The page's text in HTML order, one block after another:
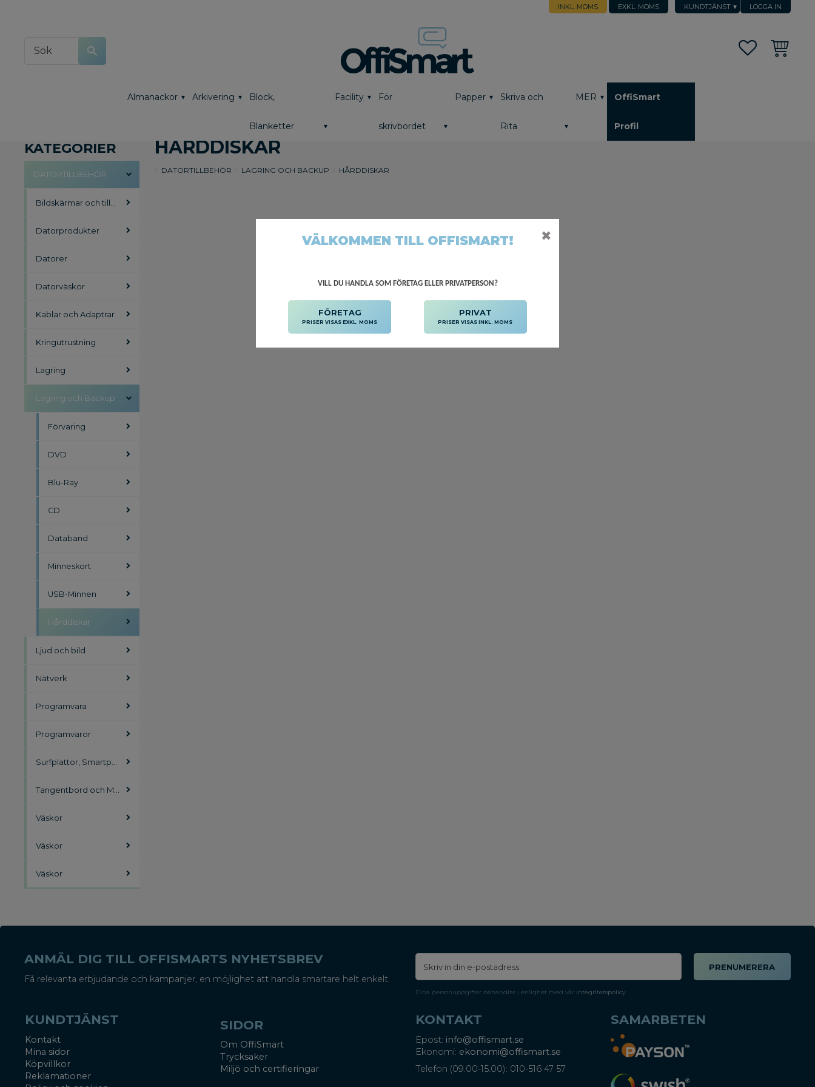
KUNDTJÄNST LOGGA IN
INKL. MOMS EXKL. MOMS
FavoriterKundvagn
Almanackor Arkivering Block,
Blanketter
Facility För
skrivbordet
Papper Skriva och
Rita
MER OffiSmart
Profil
HÅRDDISKAR
DATORTILLBEHÖR LAGRING OCH BACKUP HÅRDDISKAR
KATEGORIER
DATORTILLBEHÖR
Bildskärmar och tillbehör
Datorprodukter
Datorer
Datorväskor
Kablar och Adaptrar
Kringutrustning
Lagring
Lagring och Backup
Förvaring
DVD
Blu-Ray
CD
Databand
Minneskort
USB-Minnen
Hårddiskar
Ljud och bild
Nätverk
Programvara
Programvaror
Surfplattor, Smartphones
Tangentbord och Möss
Väskor
Väskor
Väskor
ANMÄL DIG TILL OFFISMARTS NYHETSBREV
Få relevanta erbjudande och kampanjer, en möjlighet att handla smartare helt enkelt.
PRENUMERERA
Dina personuppgifter behandlas i enlighet med vår integritetspolicy.
KUNDTJÄNST
Kontakt
Mina sidor
Köpvillkor
Reklamationer
SIDOR
Om OffiSmart
Trycksaker
Miljö och certifieringar
KONTAKT
Epost: info@offismart.se
Ekonomi: ekonomi@offismart.se
Telefon (09.00-15.00): 010-516 47 57
SAMARBETEN
VÄLKOMMEN TILL OFFISMART!
VILL DU HANDLA SOM FÖRETAG ELLER PRIVATPERSON?
FÖRETAG
PRISER VISAS EXKL. MOMS
PRIVAT
PRISER VISAS INKL. MOMS
✖